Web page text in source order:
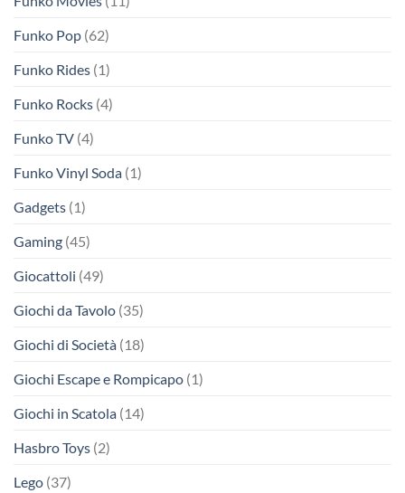
Funko Pop (62)
Funko Rides (1)
Funko Rocks (4)
Funko TV (4)
Funko Vinyl Soda (1)
Gadgets (1)
Gaming (45)
Giocattoli (49)
Giochi da Tavolo (35)
Giochi di Società (18)
Giochi Escape e Rompicapo (1)
Giochi in Scatola (14)
Hasbro Toys (2)
Lego (37)